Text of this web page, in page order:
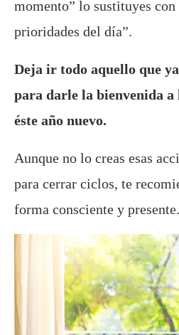
momento” lo sustituyes
prioridades del día”.
Deja ir todo aquello que
para darle la bienvenida a
éste año nuevo.
Aunque no lo creas esas
para cerrar ciclos, te
forma consciente y presente.